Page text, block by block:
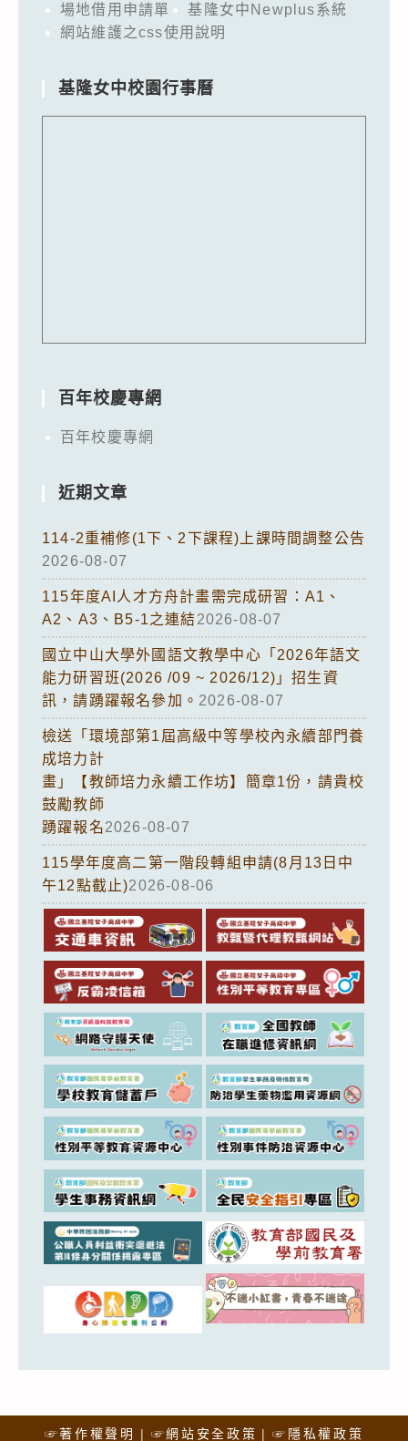
場地借用申請單
基隆女中Newplus系統
網站維護之css使用說明
基隆女中校園行事曆
百年校慶專網
百年校慶專網
近期文章
114-2重補修(1下、2下課程)上課時間調整公告
2026-08-07
115年度AI人才方舟計畫需完成研習：A1、
A2、A3、B5-1之連結2026-08-07
國立中山大學外國語文教學中心「2026年語文
能力研習班(2026 /09 ~ 2026/12)」招生資
訊，請踴躍報名參加。 2026-08-07
檢送「環境部第1屆高級中等學校內永續部門養
成培力計
畫」【教師培力永續工作坊】簡章1份，請貴校
鼓勵教師
踴躍報名2026-08-07
115學年度高二第一階段轉組申請(8月13日中
午12點截止)2026-08-06
☞著作權聲明 ☞網站安全政策 ☞隱私權政策